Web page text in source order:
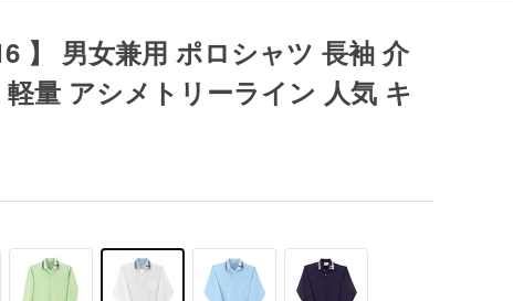
】 男女兼用 ポロシャツ 長袖 介
量 アシメトリーライン 人気 キ